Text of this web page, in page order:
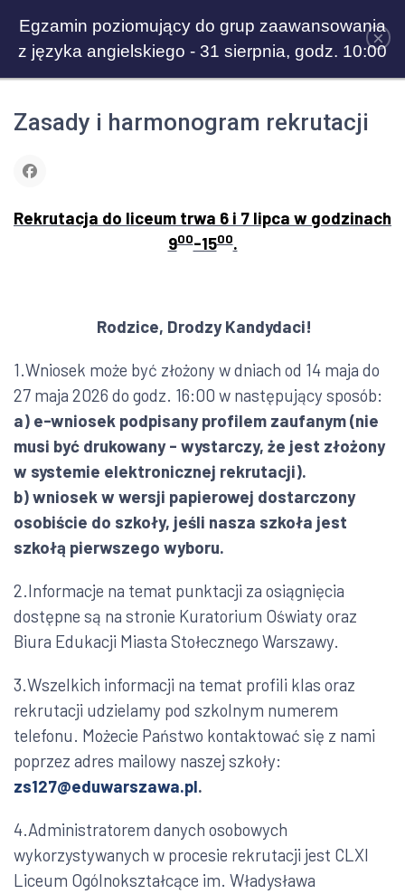
Zasady i harmonogram rekrutacji
Rekrutacja do liceum trwa 6 i 7 lipca w godzinach
900-1500.
Rodzice, Drodzy Kandydaci!
1.Wniosek może być złożony w dniach od 14 maja do
27 maja 2026 do godz. 16:00 w następujący sposób:
a) e-wniosek podpisany profilem zaufanym (nie
musi być drukowany - wystarczy, że jest złożony
w systemie elektronicznej rekrutacji).
b) wniosek w wersji papierowej dostarczony
osobiście do szkoły, jeśli nasza szkoła jest
szkołą pierwszego wyboru.
2.Informacje na temat punktacji za osiągnięcia
dostępne są na stronie Kuratorium Oświaty oraz
Biura Edukacji Miasta Stołecznego Warszawy.
3.Wszelkich informacji na temat profili klas oraz
rekrutacji udzielamy pod szkolnym numerem
telefonu. Możecie Państwo kontaktować się z nami
poprzez adres mailowy naszej szkoły:
zs127@eduwarszawa.pl.
4.Administratorem danych osobowych
wykorzystywanych w procesie rekrutacji jest CLXI
Liceum Ogólnokształcące im. Władysława
×
Egzamin poziomujący do grup zaawansowania
z języka angielskiego - 31 sierpnia, godz. 10:00